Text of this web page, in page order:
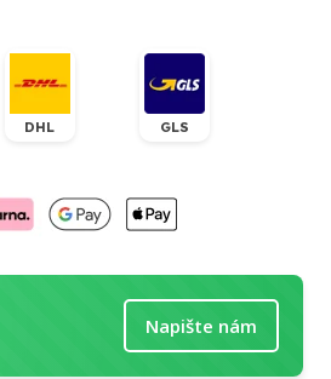
DHL GLS
Napište nám